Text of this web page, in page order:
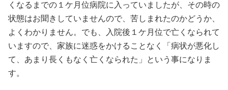
くなるまでの１ケ月位病院に入っていましたが、その時の
状態はお聞きしていませんので、苦しまれたのかどうか、
よくわかりません。でも、入院後１ケ月位で亡くなられて
いますので、家族に迷惑をかけることなく「病状が悪化し
て、あまり長くもなく亡くなられた」という事になりま
す。